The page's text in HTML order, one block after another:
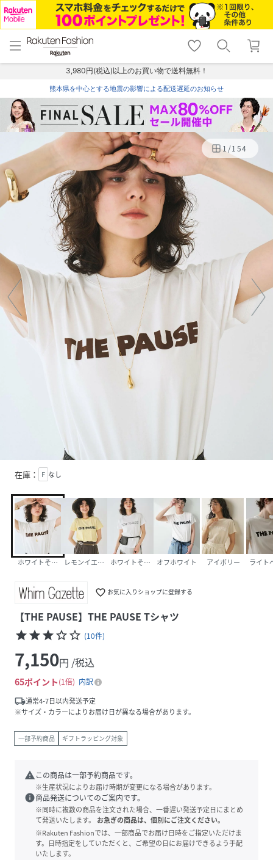
menu home
トップ
shopping_cart lock_outline
ログイン
3,980円(税込)以上のお買い物で送料無料！
熊本県を中心とする地震の影響による配送遅延のお知らせ
1 /154
在庫： F なし
ホワイトその他1レモンイエロー ホワイトその他2オフホワイト アイボリー ライト
favorite_border お気に入りショップに登録する
【THE PAUSE】THE PAUSE Tシャツ
starstarstarstar_borderstar_border (10件)
7,150円 /税込
65ポイント 1倍
内訳
local_shipping通常4-7日以内発送予定
※サイズ・カラーによりお届け日が異なる場合があります。
一部予約商品 ギフトラッピング対象
warning この商品は一部予約商品です。
※生産状況によりお届け時期が変更になる場合があります。
info商品発送についてのご案内です。
※同時に複数の商品を注文された場合、一番遅い発送予定日にまとめ
て発送いたします。
お急ぎの商品は、個別にご注文ください。
※Rakuten Fashionでは、一部商品でお届け日時をご指定いただけま
す。日時指定をしていただくと、ご希望の日にお届けできるよう手配
いたします。